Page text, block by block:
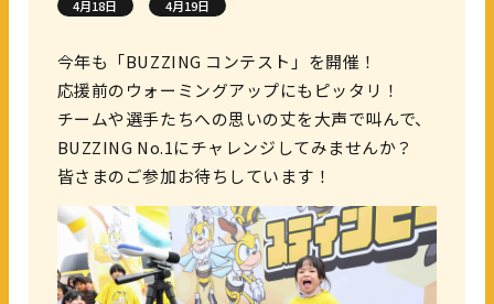
4月18日 4月19日
今年も「BUZZING コンテスト」を開催！
応援前のウォーミングアップにもピッタリ！
チームや選手たちへの思いの丈を大声で叫んで、
BUZZING No.1にチャレンジしてみませんか？
皆さまのご参加お待ちしています！